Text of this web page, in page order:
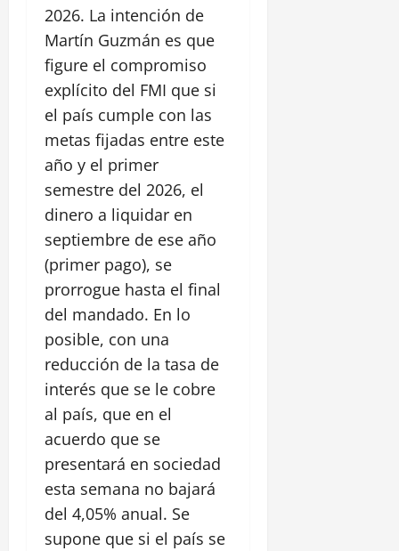
2026. La intención de
Martín Guzmán es que
figure el compromiso
explícito del FMI que si
el país cumple con las
metas fijadas entre este
año y el primer
semestre del 2026, el
dinero a liquidar en
septiembre de ese año
(primer pago), se
prorrogue hasta el final
del mandado. En lo
posible, con una
reducción de la tasa de
interés que se le cobre
al país, que en el
acuerdo que se
presentará en sociedad
esta semana no bajará
del 4,05% anual. Se
supone que si el país se